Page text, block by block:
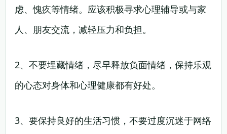
虑、愧疚等情绪。应该积极寻求心理辅导或与家
人、朋友交流，减轻压力和负担。
2、不要埋藏情绪，尽早释放负面情绪，保持乐观
的心态对身体和心理健康都有好处。
3、要保持良好的生活习惯，不要过度沉迷于网络